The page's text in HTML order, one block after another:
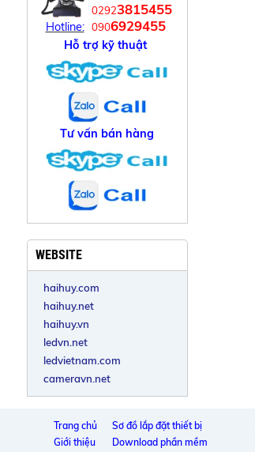
Hotline:
02923815455
0906929455
Hỗ trợ kỹ thuật
Tư vấn bán hàng
WEBSITE
haihuy.com
haihuy.net
haihuy.vn
ledvn.net
ledvietnam.com
cameravn.net
Trang chủ
Giới thiệu
Sơ đồ lắp đặt thiết bị
Download phần mềm